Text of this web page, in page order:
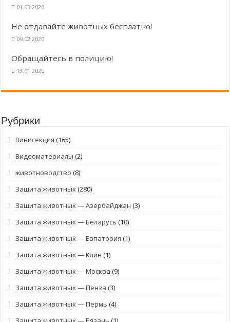
01.03.2020
Не отдавайте животных бесплатно!
09.02.2020
Обращайтесь в полицию!
13.01.2020
Рубрики
Вивисекция (165)
Видеоматериалы (2)
животноводство (8)
Защита животных(280)
Защита животных — Азербайджан (3)
Защита животных — Беларусь (10)
Защита животных — Евпатория (1)
Защита животных — Клин (1)
Защита животных — Москва (9)
Защита животных — Пенза (3)
Защита животных — Пермь (4)